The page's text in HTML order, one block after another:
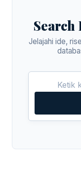
Search
Jelajahi ide,